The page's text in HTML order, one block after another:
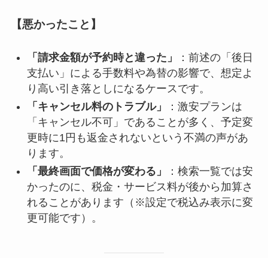
【悪かったこと】
「請求金額が予約時と違った」
：前述の「後日
支払い」による手数料や為替の影響で、想定よ
り高い引き落としになるケースです。
「キャンセル料のトラブル」
：激安プランは
「キャンセル不可」であることが多く、予定変
更時に1円も返金されないという不満の声があ
ります。
「最終画面で価格が変わる」
：検索一覧では安
かったのに、税金・サービス料が後から加算さ
れることがあります（※設定で税込み表示に変
更可能です）。